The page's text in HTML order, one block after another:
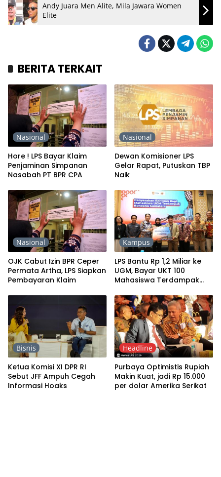
Andy Juara Men Alite, Mila Jawara Women
Elite
BERITA TERKAIT
Nasional
Hore ! LPS Bayar Klaim
Penjaminan Simpanan
Nasabah PT BPR CPA
Nasional
Dewan Komisioner LPS
Gelar Rapat, Putuskan TBP
Naik
Nasional
OJK Cabut Izin BPR Ceper
Permata Artha, LPS Siapkan
Pembayaran Klaim
Kampus
LPS Bantu Rp 1,2 Miliar ke
UGM, Bayar UKT 100
Mahasiswa Terdampak
Bisnis
Ketua Komisi XI DPR RI
Sebut JFF Ampuh Cegah
Informasi Hoaks
Headline
Purbaya Optimistis Rupiah
Makin Kuat, jadi Rp 15.000
per dolar Amerika Serikat